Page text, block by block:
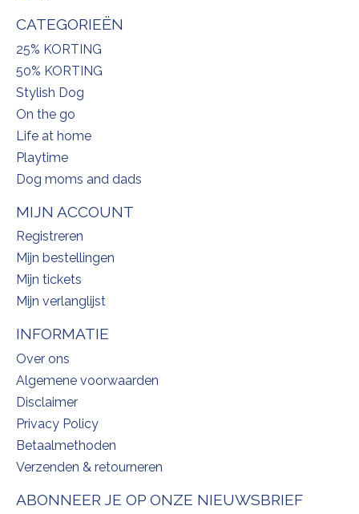
CATEGORIEËN
25% KORTING
50% KORTING
Stylish Dog
On the go
Life at home
Playtime
Dog moms and dads
MIJN ACCOUNT
Registreren
Mijn bestellingen
Mijn tickets
Mijn verlanglijst
INFORMATIE
Over ons
Algemene voorwaarden
Disclaimer
Privacy Policy
Betaalmethoden
Verzenden & retourneren
ABONNEER JE OP ONZE NIEUWSBRIEF